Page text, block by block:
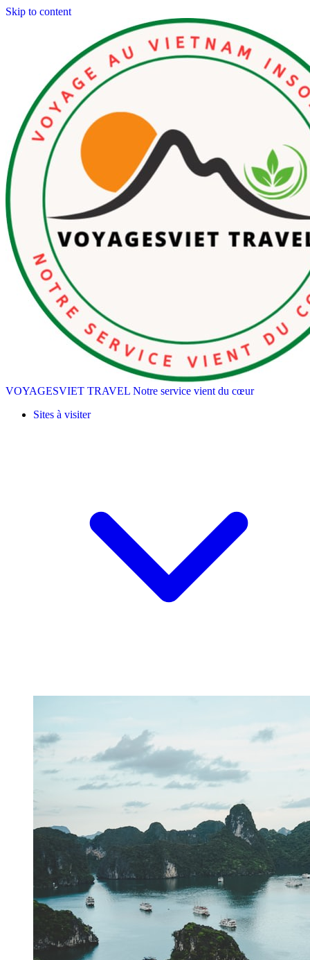
Skip to content
VOYAGESVIET TRAVEL Notre service vient du cœur
Sites à visiter